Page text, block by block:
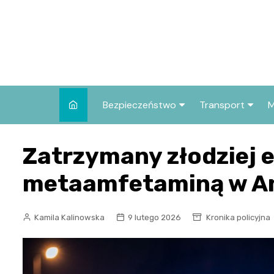
Bezpieczeństwo
Wypadki i zdarzenia
Prewencja i edukacja
Transport
Drogi i remonty
Zatrzymany złodziej
metaamfetaminą w
Kamila Kalinowska 9 lutego 2026 Kronika policyjna